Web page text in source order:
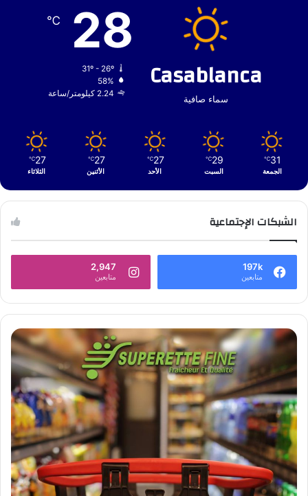
Casablanca
سماء صافية
28
℃
31º - 26º
58%
2.24 كيلومتر/ساعة
31
℃
الجمعة
29
℃
السبت
27
℃
الأحد
27
℃
الأثنين
27
℃
الثلاثاء
الشبكات الإجتماعية
197k
متابعين
2,947
متابعين